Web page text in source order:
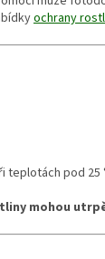
ochrany
teplotách pod 25
mohou